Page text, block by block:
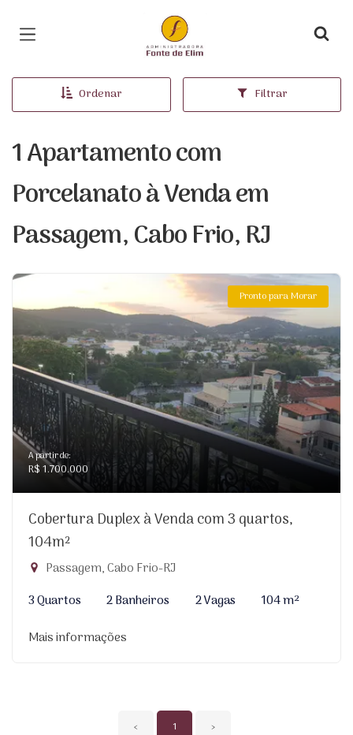
Página inicial
Ordenar Filtrar
1 Apartamento com
Porcelanato à Venda em
Passagem, Cabo Frio, RJ
Pronto para Morar
A partir de:
R$ 1.700.000
Cobertura Duplex à Venda com 3 quartos,
104m²
Passagem, Cabo Frio-RJ
3 Quartos
2 Banheiros 2 Vagas
104 m²
Mais informações
‹ 1 ›